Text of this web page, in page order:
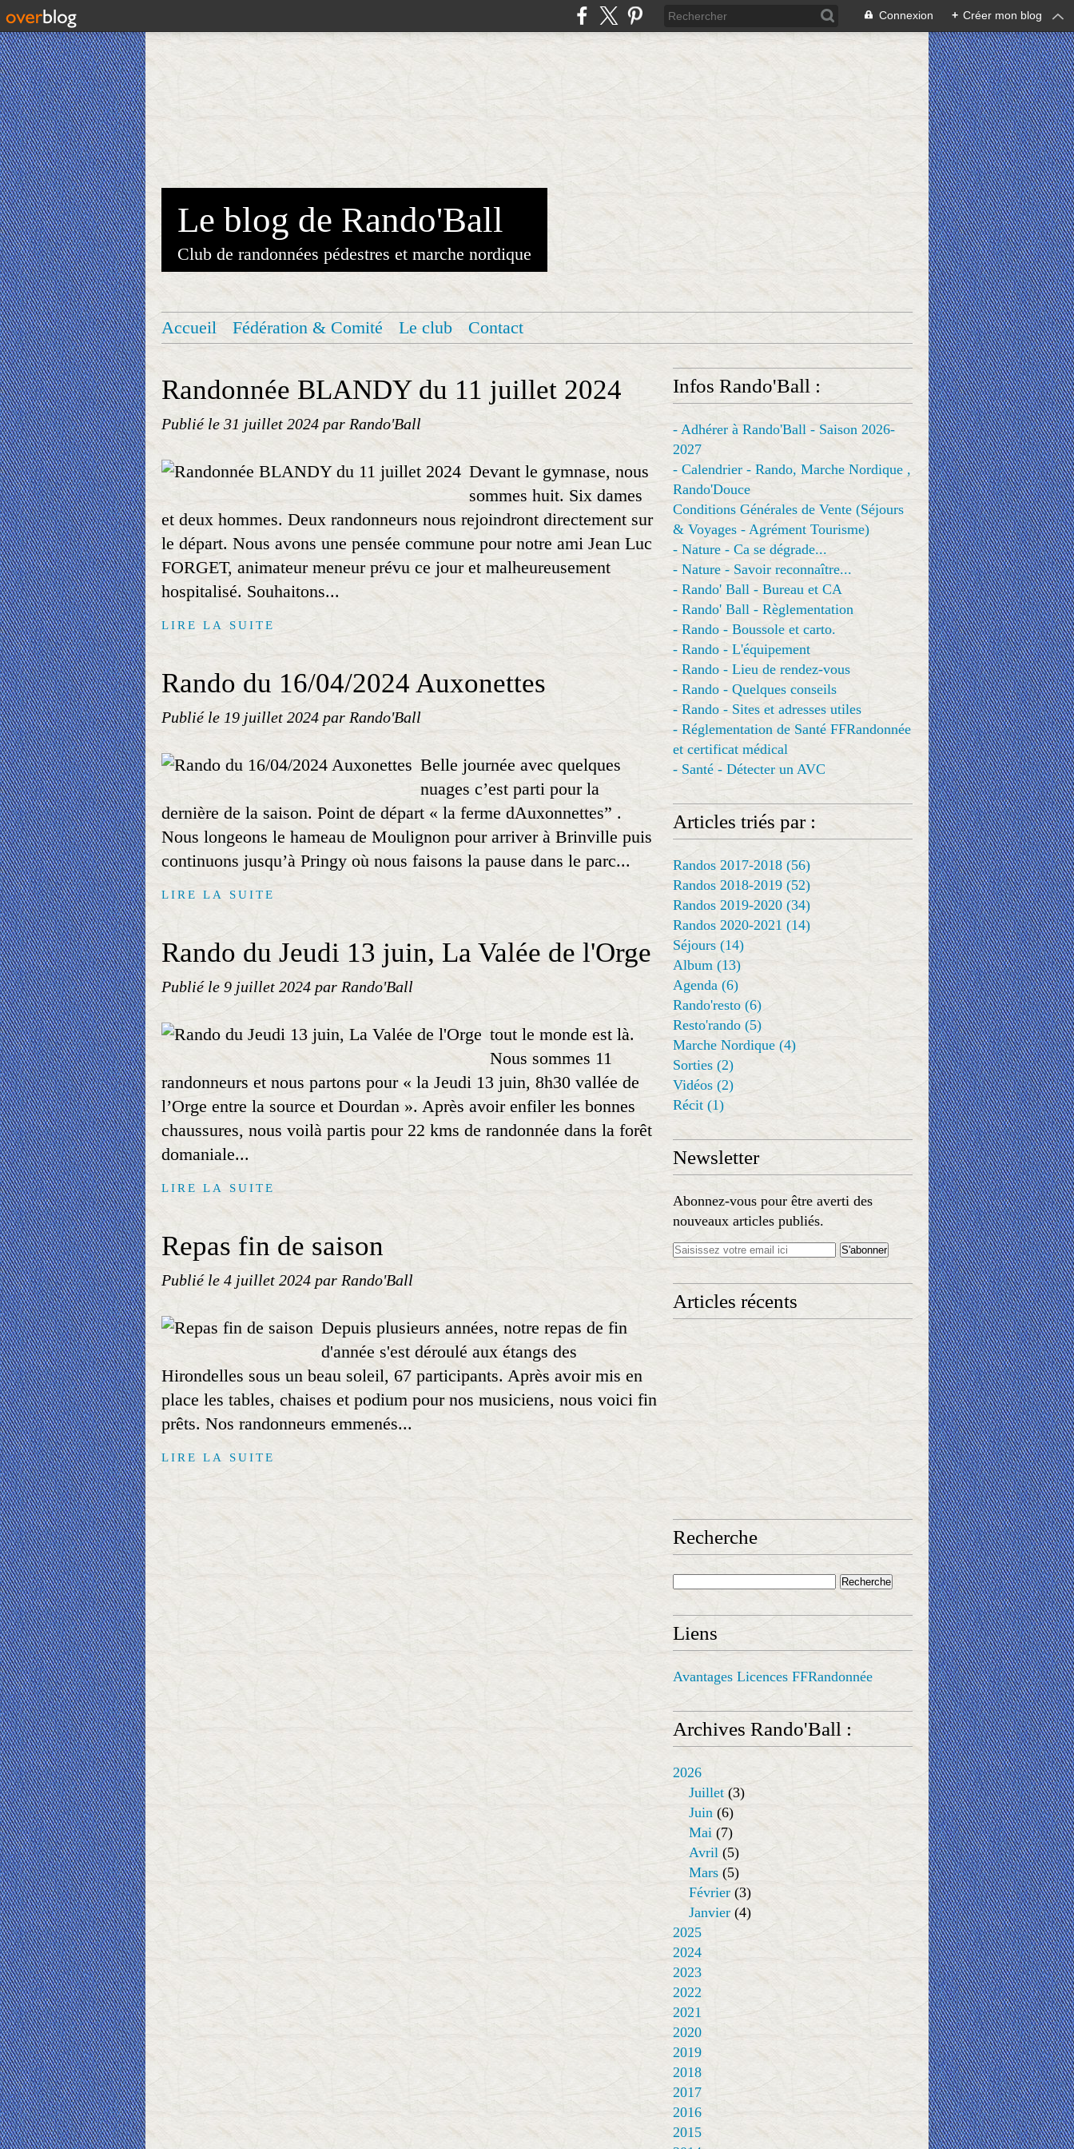
Connexion + Créer mon blog
Le blog de Rando'Ball
Club de randonnées pédestres et marche nordique
Accueil Fédération & Comité Le club Contact
Randonnée BLANDY du 11 juillet 2024
Publié le 31 juillet 2024 par Rando'Ball
Devant le gymnase, nous
sommes huit. Six dames
et deux hommes. Deux randonneurs nous rejoindront directement sur
le départ. Nous avons une pensée commune pour notre ami Jean Luc
FORGET, animateur meneur prévu ce jour et malheureusement
hospitalisé. Souhaitons...
LIRE LA SUITE
Rando du 16/04/2024 Auxonettes
Publié le 19 juillet 2024 par Rando'Ball
Belle journée avec quelques
nuages c’est parti pour la
dernière de la saison. Point de départ « la ferme dAuxonnettes” .
Nous longeons le hameau de Moulignon pour arriver à Brinville puis
continuons jusqu’à Pringy où nous faisons la pause dans le parc...
LIRE LA SUITE
Rando du Jeudi 13 juin, La Valée de l'Orge
Publié le 9 juillet 2024 par Rando'Ball
tout le monde est là.
Nous sommes 11
randonneurs et nous partons pour « la Jeudi 13 juin, 8h30 vallée de
l’Orge entre la source et Dourdan ». Après avoir enfiler les bonnes
chaussures, nous voilà partis pour 22 kms de randonnée dans la forêt
domaniale...
LIRE LA SUITE
Repas fin de saison
Publié le 4 juillet 2024 par Rando'Ball
Depuis plusieurs années, notre repas de fin
d'année s'est déroulé aux étangs des
Hirondelles sous un beau soleil, 67 participants. Après avoir mis en
place les tables, chaises et podium pour nos musiciens, nous voici fin
prêts. Nos randonneurs emmenés...
LIRE LA SUITE
Infos Rando'Ball :
- Adhérer à Rando'Ball - Saison 2026-
2027
- Calendrier - Rando, Marche Nordique ,
Rando'Douce
Conditions Générales de Vente (Séjours
& Voyages - Agrément Tourisme)
- Nature - Ca se dégrade...
- Nature - Savoir reconnaître...
- Rando' Ball - Bureau et CA
- Rando' Ball - Règlementation
- Rando - Boussole et carto.
- Rando - L'équipement
- Rando - Lieu de rendez-vous
- Rando - Quelques conseils
- Rando - Sites et adresses utiles
- Réglementation de Santé FFRandonnée
et certificat médical
- Santé - Détecter un AVC
Articles triés par :
Randos 2017-2018 (56)
Randos 2018-2019 (52)
Randos 2019-2020 (34)
Randos 2020-2021 (14)
Séjours (14)
Album (13)
Agenda (6)
Rando'resto (6)
Resto'rando (5)
Marche Nordique (4)
Sorties (2)
Vidéos (2)
Récit (1)
Newsletter
Abonnez-vous pour être averti des
nouveaux articles publiés.
Articles récents
Recherche
Liens
Avantages Licences FFRandonnée
Archives Rando'Ball :
2026
Juillet (3)
Juin (6)
Mai (7)
Avril (5)
Mars (5)
Février (3)
Janvier (4)
2025
2024
2023
2022
2021
2020
2019
2018
2017
2016
2015